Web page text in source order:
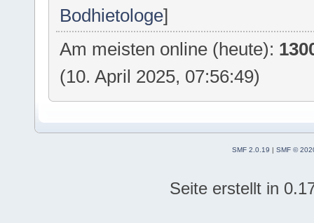
Bodhietologe]
Am meisten online (heute):
(10. April 2025, 07:56:49)
SMF 2.0.19 | SMF ©
Seite erstellt in